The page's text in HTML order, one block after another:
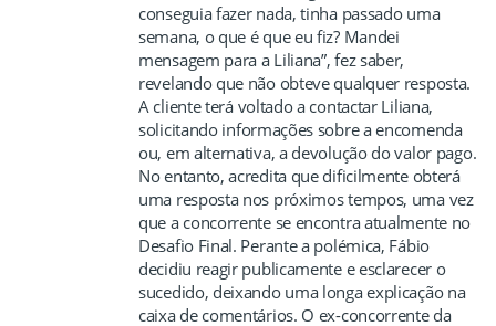
conseguia fazer nada, tinha passado uma
semana, o que é que eu fiz? Mandei
mensagem para a Liliana”, fez saber,
revelando que não obteve qualquer resposta.
A cliente terá voltado a contactar Liliana,
solicitando informações sobre a encomenda
ou, em alternativa, a devolução do valor pago.
No entanto, acredita que dificilmente obterá
uma resposta nos próximos tempos, uma vez
que a concorrente se encontra atualmente no
Desafio Final. Perante a polémica, Fábio
decidiu reagir publicamente e esclarecer o
sucedido, deixando uma longa explicação na
caixa de comentários. O ex-concorrente da